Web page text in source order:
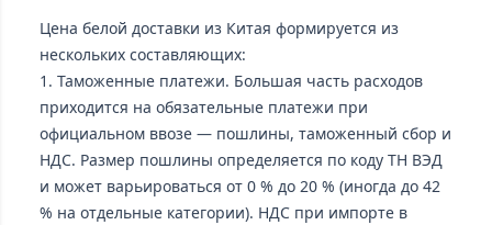
Цена белой доставки из Китая формируется из
нескольких составляющих:
1. Таможенные платежи. Большая часть расходов
приходится на обязательные платежи при
официальном ввозе — пошлины, таможенный сбор и
НДС. Размер пошлины определяется по коду ТН ВЭД
и может варьироваться от 0 % до 20 % (иногда до 42
% на отдельные категории). НДС при импорте в